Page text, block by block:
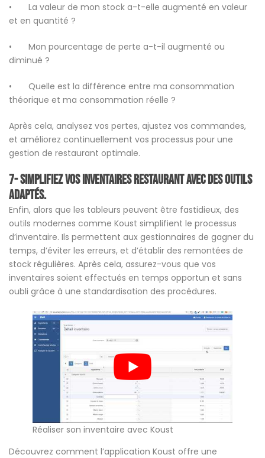
• La valeur de mon stock a-t-elle augmenté en valeur
et en quantité ?
• Mon pourcentage de perte a-t-il augmenté ou
diminué ?
• Quelle est la différence entre ma consommation
théorique et ma consommation réelle ?
Après cela, analysez vos pertes, ajustez vos commandes,
et améliorez continuellement vos processus pour une
gestion de restaurant optimale.
7- Simplifiez vos inventaires restaurant avec des outils
adaptés.
Enfin, alors que les tableurs peuvent être fastidieux, des
outils modernes comme Koust simplifient le processus
d’inventaire. Ils permettent aux gestionnaires de gagner du
temps, d’éviter les erreurs, et d’établir des remontées de
stock régulières. Après cela, assurez-vous que vos
inventaires soient effectués en temps opportun et sans
oubli grâce à une standardisation des procédures.
Réaliser son inventaire avec Koust
Découvrez comment l’application Koust offre une